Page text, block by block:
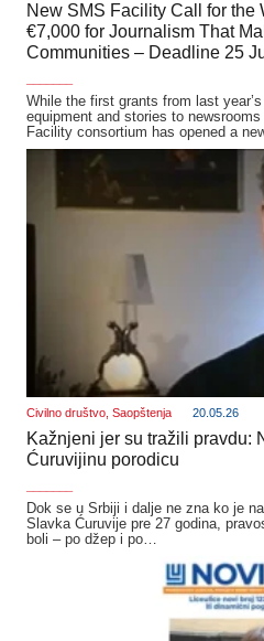
New SMS Facility Call for the
€7,000 for Journalism That
Communities – Deadline 25
While the first grants from last
equipment and stories to
Facility consortium has opened a
Civilno društvo, Saopštenja 20.05.26
Kažnjeni jer su tražili pravdu:
Ćuruvijinu porodicu
Dok se u Srbiji i dalje ne zna ko je
Slavka Ćuruvije pre 27 godina,
boli – po džep i po…